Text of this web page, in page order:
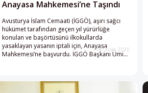
Anayasa Mahkemesi’ne Taşındı
Avusturya İslam Cemaati (İGGÖ), aşırı sağcı
hükümet tarafından geçen yıl yürürlüğe
konulan ve başörtüsünü ilkokullarda
yasaklayan yasanın iptali için, Anayasa
Mahkemesi’ne başvurdu. İGGÖ Başkanı Ümit
2019’un eylül ayından itibaren okullarda
14 Ocak 2020